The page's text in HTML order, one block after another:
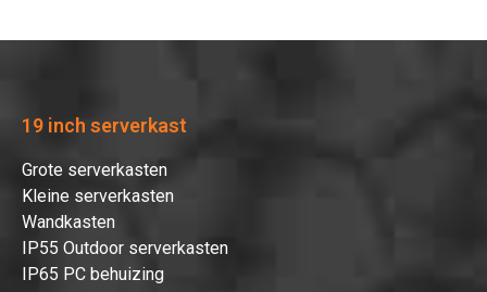
19 inch serverkast
Grote serverkasten
Kleine serverkasten
Wandkasten
IP55 Outdoor serverkasten
IP65 PC behuizing